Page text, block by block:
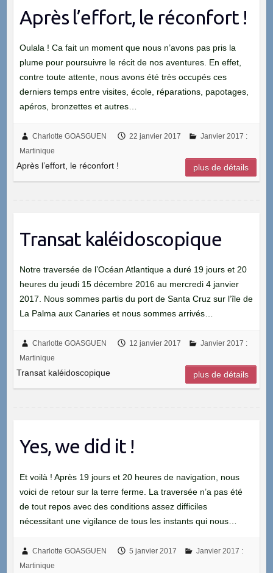
Après l’effort, le réconfort !
Oulala ! Ca fait un moment que nous n’avons pas pris la
plume pour poursuivre le récit de nos aventures. En effet,
contre toute attente, nous avons été très occupés ces
derniers temps entre visites, école, réparations, papotages,
apéros, bronzettes et autres…
Charlotte GOASGUEN 22 janvier 2017
Janvier 2017 :
Martinique
Après l’effort, le réconfort ! plus de détails
Transat kaléidoscopique
Notre traversée de l’Océan Atlantique a duré 19 jours et 20
heures du jeudi 15 décembre 2016 au mercredi 4 janvier
2017. Nous sommes partis du port de Santa Cruz sur l’île de
La Palma aux Canaries et nous sommes arrivés…
Charlotte GOASGUEN 12 janvier 2017
Janvier 2017 :
Martinique
Transat kaléidoscopique plus de détails
Yes, we did it !
Et voilà ! Après 19 jours et 20 heures de navigation, nous
voici de retour sur la terre ferme. La traversée n’a pas été
de tout repos avec des conditions assez difficiles
nécessitant une vigilance de tous les instants qui nous…
Charlotte GOASGUEN 5 janvier 2017
Janvier 2017 :
Martinique